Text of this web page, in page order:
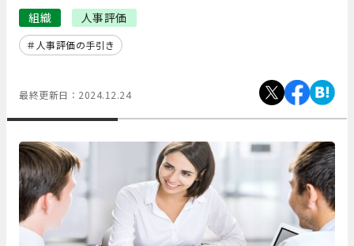
組織 人事評価
人事評価の手引き
最終更新日： 2024.12.24